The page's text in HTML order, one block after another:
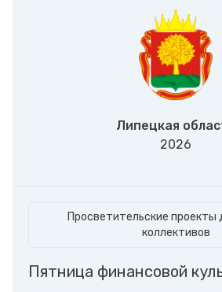
Липецкая
2026
Просветительские проекты
коллективов
Пятница финансовой